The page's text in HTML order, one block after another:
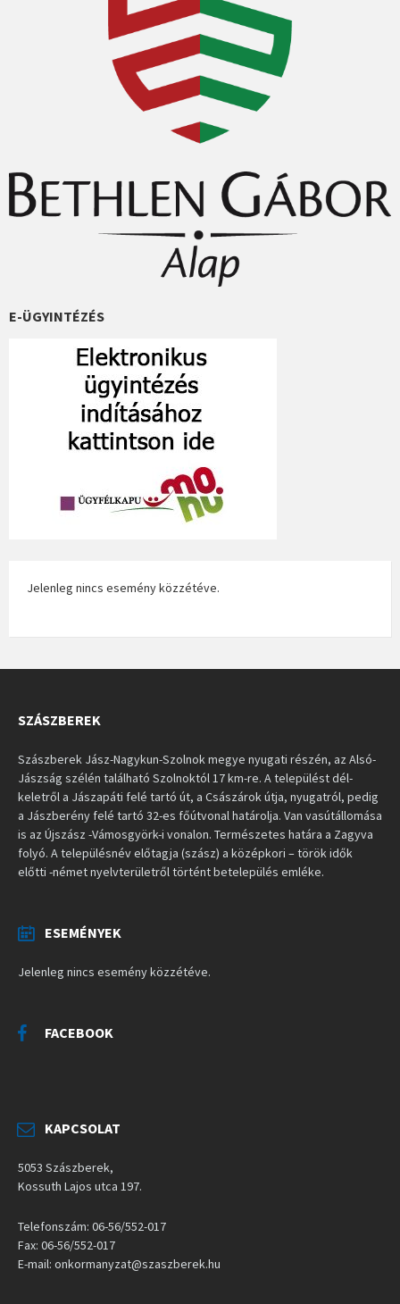
E-ÜGYINTÉZÉS
Jelenleg nincs esemény közzétéve.
SZÁSZBEREK
Szászberek Jász-Nagykun-Szolnok megye nyugati részén, az Alsó-
Jászság szélén található Szolnoktól 17 km-re. A települést dél-
keletről a Jászapáti felé tartó út, a Császárok útja, nyugatról, pedig
a Jászberény felé tartó 32-es főútvonal határolja. Van vasútállomása
is az Újszász -Vámosgyörk-i vonalon. Természetes határa a Zagyva
folyó. A településnév előtagja (szász) a középkori – török idők
előtti -német nyelvterületről történt betelepülés emléke.
ESEMÉNYEK
Jelenleg nincs esemény közzétéve.
FACEBOOK
KAPCSOLAT
5053 Szászberek,
Kossuth Lajos utca 197.
Telefonszám: 06-56/552-017
Fax: 06-56/552-017
E-mail: onkormanyzat@szaszberek.hu